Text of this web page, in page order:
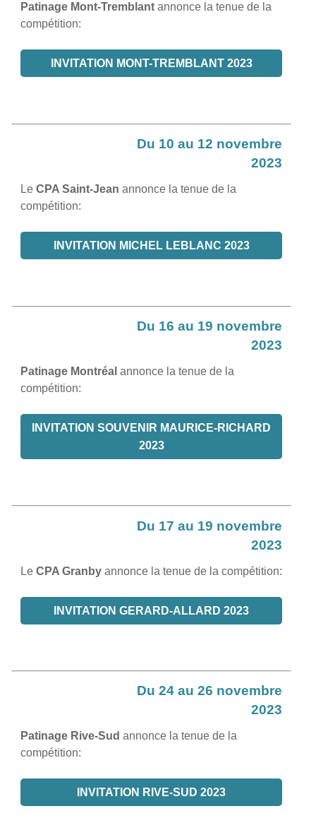
Patinage Mont-Tremblant annonce la tenue de la
compétition:
INVITATION MONT-TREMBLANT 2023
Du 10 au 12 novembre
2023
LeCPA Saint-Jean annonce la tenue de la
compétition:
INVITATION MICHEL LEBLANC 2023
Du 16 au 19 novembre
2023
Patinage Montréal annonce la tenue de la
compétition:
INVITATION SOUVENIR MAURICE-RICHARD
2023
Du 17 au 19 novembre
2023
LeCPA Granby annonce la tenue de la compétition:
INVITATION GERARD-ALLARD 2023
Du 24 au 26 novembre
2023
Patinage Rive-Sud annonce la tenue de la
compétition:
INVITATION RIVE-SUD 2023